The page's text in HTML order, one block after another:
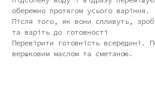
обережно протягом усього варіння.
Після того, як вони спливуть,
та варіть до готовності
Перевірити готовність всередині.
вершковим маслом та сметаною.